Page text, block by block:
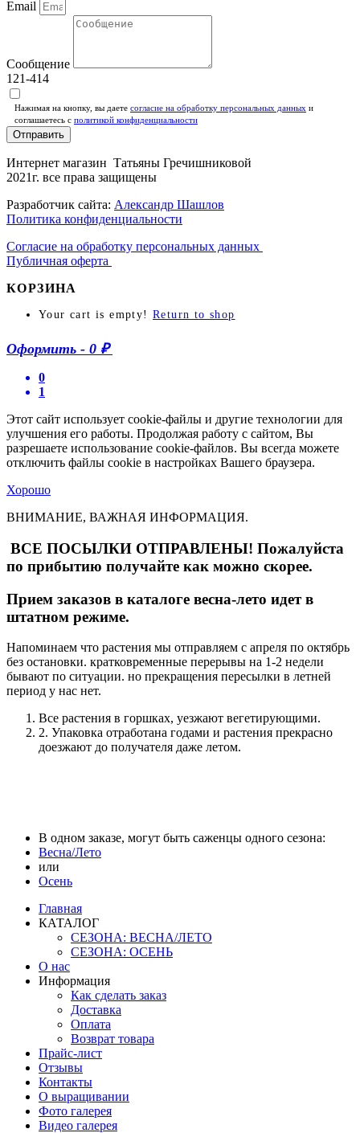
Email
Сообщение
121-414
Нажимая на кнопку, вы даете согласие на обработку персональных данных и
соглашаетесь c политикой конфиденциальности
Отправить
Интернет магазин Татьяны Гречишниковой
2021г. все права защищены
Разработчик сайта: Александр Шашлов
Политика конфиденциальности
Согласие на обработку персональных данных
Публичная оферта
КОРЗИНА
Your cart is empty! Return to shop
Оформить - 0 ₽
0
1
Этот сайт использует cookie-файлы и другие технологии для
улучшения его работы. Продолжая работу с сайтом, Вы
разрешаете использование cookie-файлов. Вы всегда можете
отключить файлы cookie в настройках Вашего браузера.
Хорошо
ВНИМАНИЕ, ВАЖНАЯ ИНФОРМАЦИЯ.
ВСЕ ПОСЫЛКИ ОТПРАВЛЕНЫ! Пожалуйста
по прибытию получайте как можно скорее.
Прием заказов в каталоге весна-лето идет в
штатном режиме.
Напоминаем что растения мы отправляем с апреля по октябрь
без остановки. кратковременные перерывы на 1-2 недели
бывают по ситуации. но прекращения пересылки в летней
период у нас нет.
Все растения в горшках, уезжают вегетирующими.
2. Упаковка отработана годами и растения прекрасно
доезжают до получателя даже летом.
В одном заказе, могут быть саженцы одного сезона:
Весна/Лето
или
Осень
Главная
КАТАЛОГ
СЕЗОНА: ВЕСНА/ЛЕТО
СЕЗОНА: ОСЕНЬ
О нас
Информация
Как сделать заказ
Доставка
Оплата
Возврат товара
Прайс-лист
Отзывы
Контакты
О выращивании
Фото галерея
Видео галерея